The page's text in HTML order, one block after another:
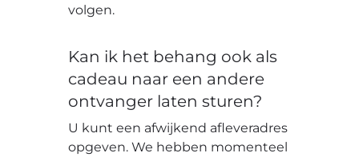
volgen.
Kan ik het behang ook als
cadeau naar een andere
ontvanger laten sturen?
U kunt een afwijkend afleveradres
opgeven. We hebben momenteel